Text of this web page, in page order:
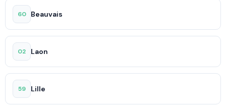
60 Beauvais
02 Laon
59 Lille